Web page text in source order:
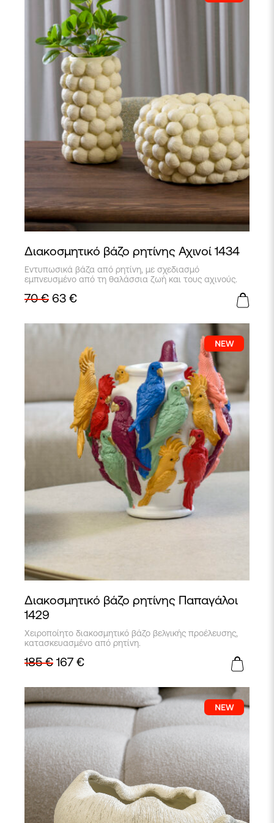
επιλεγούν
προϊόντος
Διακοσμητικό βάζο ρητίνης Αχινοί 1434
Εντυπωσικά βάζα από ρητίνη, με σχεδιασμό
εμπνευσμένο από τη θαλάσσια ζωή και τους αχινούς.
70€ 63 €
το
προϊόν
επιλογές
μπορούν
να
επιλεγούν
στη
σελίδα
του
προϊόντος
Διακοσμητικό βάζο ρητίνης Παπαγάλοι
1429
Χειροποίητο διακοσμητικό βάζο βελγικής προέλευσης,
κατασκευασμένο από ρητίνη.
185€ 167 €